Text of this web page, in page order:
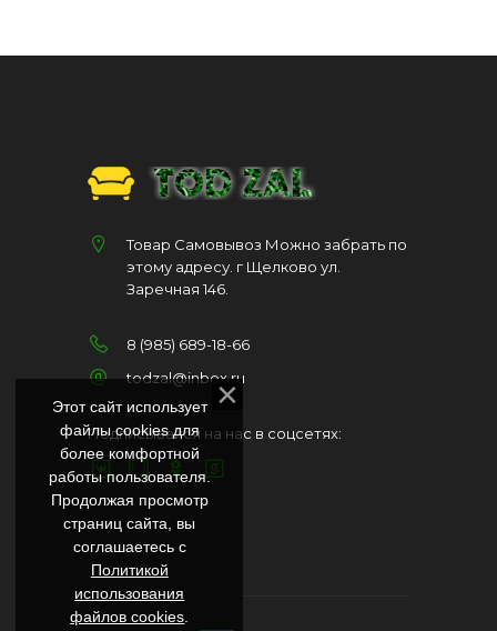
Товар Самовывоз Можно забрать по
этому адресу. г Щелково ул.
Заречная 146.
8 (985) 689-18-66
todzal@inbox.ru
Подписывайся на нас в соцсетях:
Этот сайт использует
файлы cookies для
более комфортной
работы пользователя.
Продолжая просмотр
страниц сайта, вы
соглашаетесь с
Политикой
использования
файлов cookies